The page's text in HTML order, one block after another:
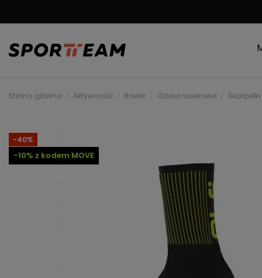
Strona główna Aktywności Rower Odzież rowerowa
-40%
-10% z kodem MOVE